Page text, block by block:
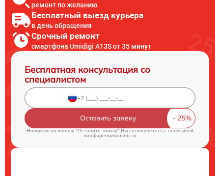
ремонт по желанию
Бесплатный выезд курьера
в день обращения
Срочный ремонт
смартфона Umidigi A13S от 35 минут
Бесплатная консультация со
специалистом
Оставить заявку
Нажимая на кнопку "Оставить заявку" Вы соглашаетесь c политикой
конфиденциальности